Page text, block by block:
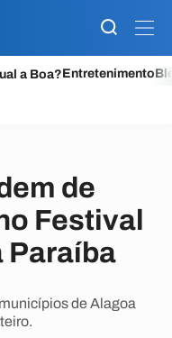
a Boa?Entretenimento
de
Festival
Paraíba
de Alagoa